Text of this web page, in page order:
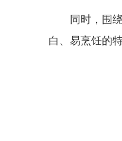
同时，围
白、易烹饪的